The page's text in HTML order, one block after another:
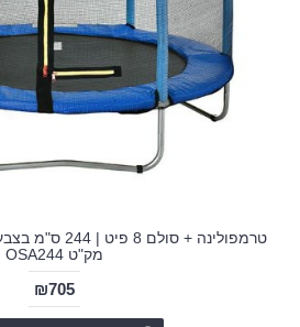
מק"ט OSA244
₪705